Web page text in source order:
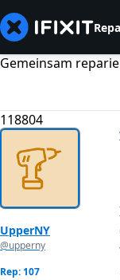
Gemeinsam
118804
UpperNY
@upperny
Rep: 107